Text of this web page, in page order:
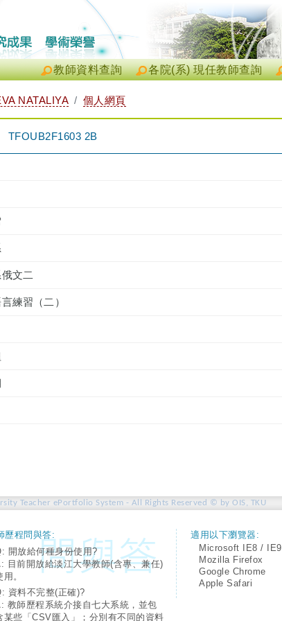
各院(系) 現任教師查詢
教師資料查詢
NATALIYA 個人網頁
TFOUB2F1603 2B
文二
練習（二）
Teacher ePortfolio System - All Rights Reserved © by OIS, TKU
歷程問與答:
開放給何種身份使用?
目前開放給淡江大學教師(含專、兼任)
用。
資料不完整(正確)?
教師歷程系統介接自七大系統，並包
某些「CSV匯入」；分別有不同的資料
適用以下瀏覽器:
Microsoft IE8 / IE9
Mozilla Firefox
Google Chrome
Apple Safari